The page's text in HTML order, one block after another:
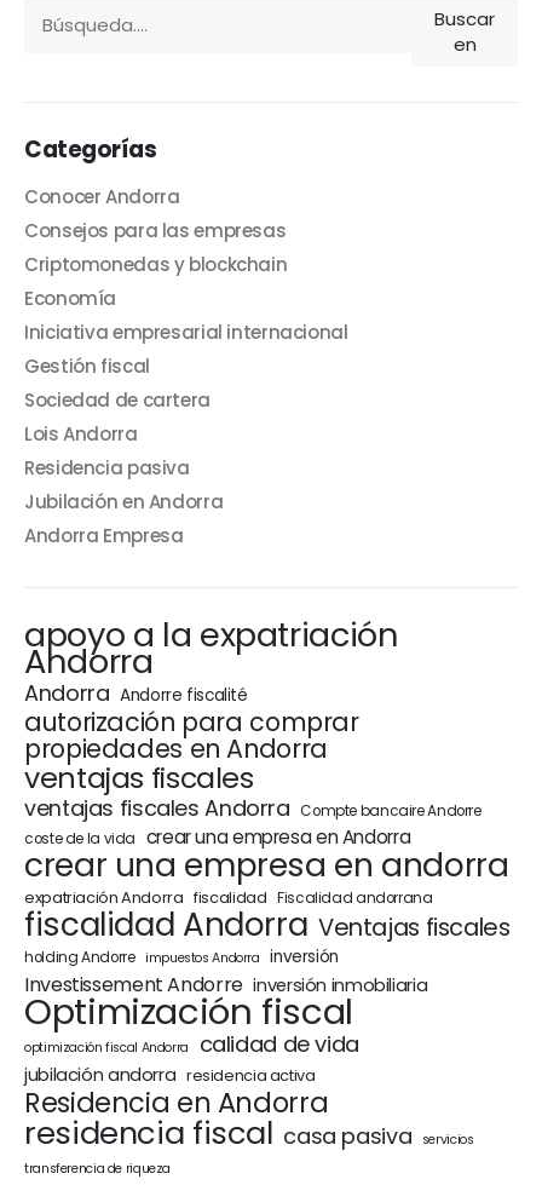
Buscar
en
Categorías
Conocer Andorra
Consejos para las empresas
Criptomonedas y blockchain
Economía
Iniciativa empresarial internacional
Gestión fiscal
Sociedad de cartera
Lois Andorra
Residencia pasiva
Jubilación en Andorra
Andorra Empresa
apoyo a la expatriación
Andorra
Andorra Andorre fiscalité
autorización para comprar
propiedades en Andorra
ventajas fiscales
ventajas fiscales Andorra Compte bancaire Andorre
coste de la vida crear una empresa en Andorra
crear una empresa en andorra
expatriación Andorra fiscalidad Fiscalidad andorrana
fiscalidad Andorra Ventajas fiscales
holding Andorre impuestos Andorra inversión
Investissement Andorre inversión inmobiliaria
Optimización fiscal
optimización fiscal Andorra calidad de vida
jubilación andorra residencia activa
Residencia en Andorra
residencia fiscal casa pasiva
servicios
transferencia de riqueza